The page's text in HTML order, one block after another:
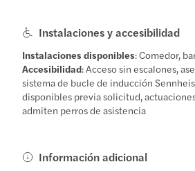
Instalaciones y accesibilidad
Instalaciones disponibles: Comedor,
Accesibilidad: Acceso sin escalones,
sistema de bucle de inducción
disponibles previa solicitud,
admiten perros de asistencia
Información adicional